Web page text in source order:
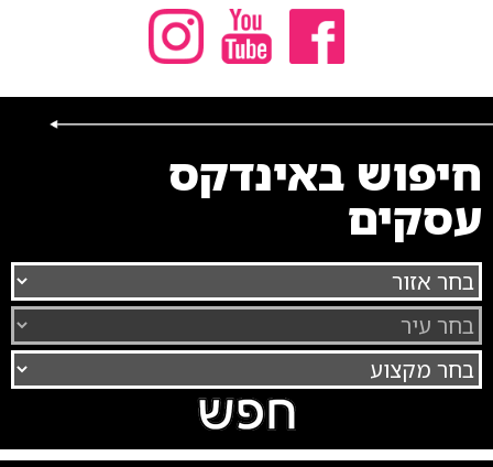
חיפוש באינדקס
עסקים